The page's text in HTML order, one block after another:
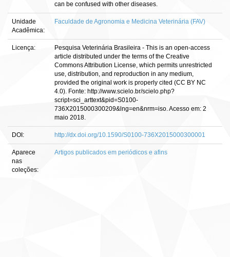
can be confused with other diseases.
Unidade
Acadêmica:
Faculdade de Agronomia e Medicina Veterinária (FAV)
Licença:
Pesquisa Veterinária Brasileira - This is an open-access
article distributed under the terms of the Creative
Commons Attribution License, which permits unrestricted
use, distribution, and reproduction in any medium,
provided the original work is properly cited (CC BY NC
4.0). Fonte: http://www.scielo.br/scielo.php?
script=sci_arttext&pid=S0100-
736X2015000300209&lng=en&nrm=iso. Acesso em: 2
maio 2018.
DOI: http://dx.doi.org/10.1590/S0100-736X2015000300001
Aparece
nas
coleções:
Artigos publicados em periódicos e afins